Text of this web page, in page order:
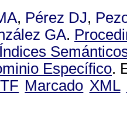
, Pérez DJ,
GA.
Específico.
Marcado XML